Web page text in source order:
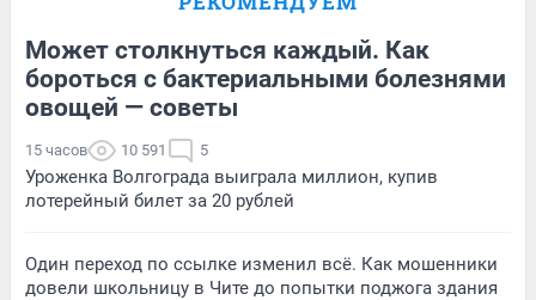
Может столкнуться каждый. Как
бороться с бактериальными болезнями
овощей — советы
15 часов 10 591 5
Уроженка Волгограда выиграла миллион, купив
лотерейный билет за 20 рублей
Один переход по ссылке изменил всё. Как мошенники
довели школьницу в Чите до попытки поджога здания